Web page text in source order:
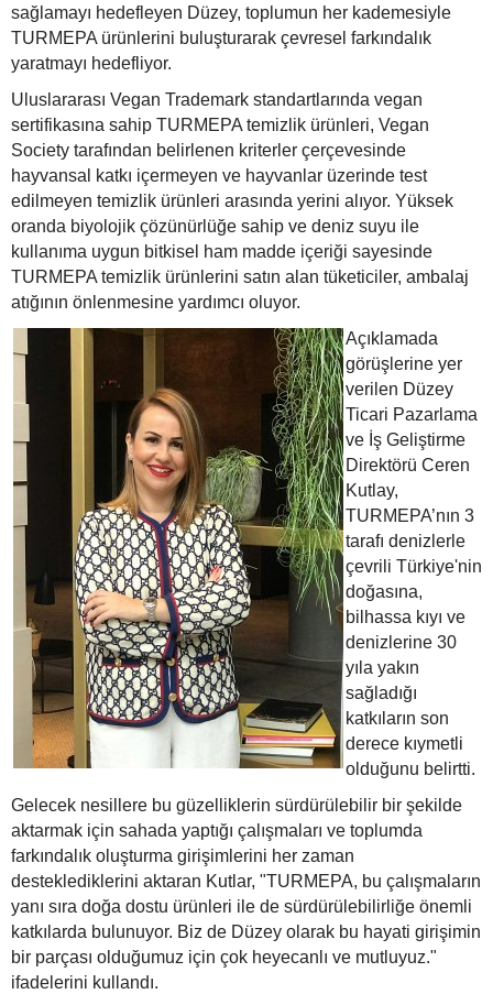
sağlamayı hedefleyen Düzey, toplumun her kademesiyle
TURMEPA ürünlerini buluşturarak çevresel farkındalık
yaratmayı hedefliyor.
Uluslararası Vegan Trademark standartlarında vegan
sertifikasına sahip TURMEPA temizlik ürünleri, Vegan
Society tarafından belirlenen kriterler çerçevesinde
hayvansal katkı içermeyen ve hayvanlar üzerinde test
edilmeyen temizlik ürünleri arasında yerini alıyor. Yüksek
oranda biyolojik çözünürlüğe sahip ve deniz suyu ile
kullanıma uygun bitkisel ham madde içeriği sayesinde
TURMEPA temizlik ürünlerini satın alan tüketiciler, ambalaj
atığının önlenmesine yardımcı oluyor.
Açıklamada
görüşlerine yer
verilen Düzey
Ticari Pazarlama
ve İş Geliştirme
Direktörü Ceren
Kutlay,
TURMEPA’nın 3
tarafı denizlerle
çevrili Türkiye'nin
doğasına,
bilhassa kıyı ve
denizlerine 30
yıla yakın
sağladığı
katkıların son
derece kıymetli
olduğunu belirtti.
Gelecek nesillere bu güzelliklerin sürdürülebilir bir şekilde
aktarmak için sahada yaptığı çalışmaları ve toplumda
farkındalık oluşturma girişimlerini her zaman
desteklediklerini aktaran Kutlar, "TURMEPA, bu çalışmaların
yanı sıra doğa dostu ürünleri ile de sürdürülebilirliğe önemli
katkılarda bulunuyor. Biz de Düzey olarak bu hayati girişimin
bir parçası olduğumuz için çok heyecanlı ve mutluyuz."
ifadelerini kullandı.